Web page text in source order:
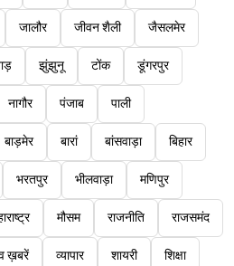
जालौर जीवन शैली जैसलमेर
झुंझुनू टोंक डूंगरपुर
नागौर पंजाब पाली
बाड़मेर बारां बांसवाड़ा बिहार
भरतपुर भीलवाड़ा मणिपुर
मौसम राजनीति राजसमंद
ख़बरें व्यापार शायरी शिक्षा